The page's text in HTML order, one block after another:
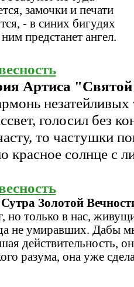
замочки и печати
- в синих бигудях
предстанет ангел.
Артиса
незатейливых
голосил без
то частушки
красное солнце с
Золотой
но только в нас,
не умиравших. Дабы
действительность,
разума, она уже